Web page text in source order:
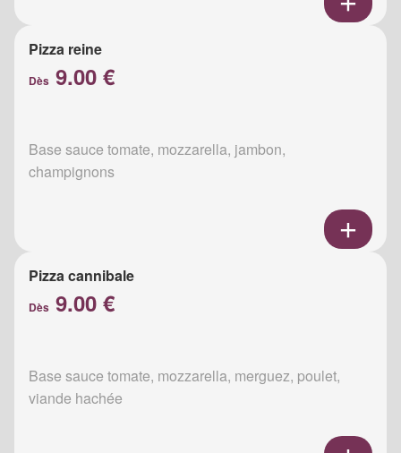
Pizza reine
Dès 9.00 €
Base sauce tomate, mozzarella, jambon,
champignons
Pizza cannibale
Dès 9.00 €
Base sauce tomate, mozzarella, merguez, poulet,
viande hachée